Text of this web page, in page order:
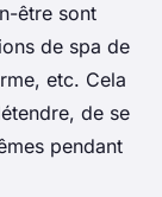
être sont
de spa de
etc. Cela
de se
pendant